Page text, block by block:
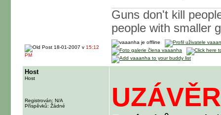
Guns don't kill
people with smaller
18-01-2007 v 15:12
PM
Host
Host
Registrován: N/A
Příspěvků: Žádné